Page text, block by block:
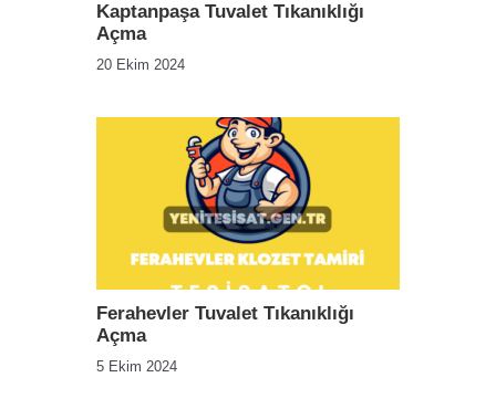
Kaptanpaşa Tuvalet Tıkanıklığı
Açma
20 Ekim 2024
Ferahevler Tuvalet Tıkanıklığı
Açma
5 Ekim 2024